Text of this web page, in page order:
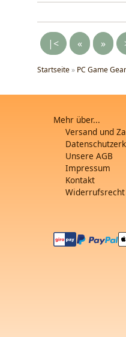
|< « »
Startseite» PC Game Gear
Mehr über...
Versand und
Unsere AGB
Impressum
Kontakt
Widerrufsrecht